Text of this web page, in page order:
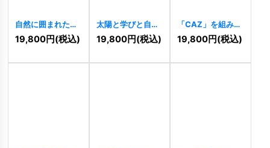
自然に囲まれた住
まいを表現したナ
チュラルなロゴ
19,800円(税込)
太陽と学びと自然
の家ロゴ [11455]
19,800円(税込)
「CAZ」を組み合
わせた先進的なロ
ゴ [ 11460 ]
19,800円(税込)